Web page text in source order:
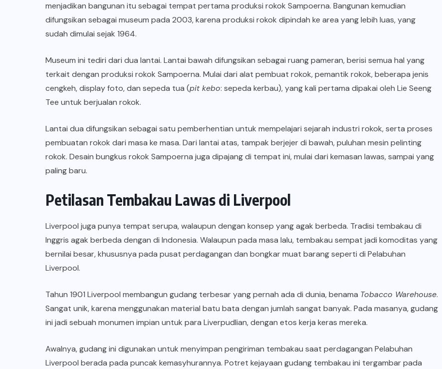
menjadikan bangunan itu sebagai tempat pertama produksi rokok Sampoerna. Bangunan kemudian
difungsikan sebagai museum pada 2003, karena produksi rokok dipindah ke area yang lebih luas, yang
sudah dimulai sejak 1964.
Museum ini tediri dari dua lantai. Lantai bawah difungsikan sebagai ruang pameran, berisi semua hal yang
terkait dengan produksi rokok Sampoerna. Mulai dari alat pembuat rokok, pemantik rokok, beberapa jenis
cengkeh, display foto, dan sepeda tua (pit kebo: sepeda kerbau), yang kali pertama dipakai oleh Lie Seeng
Tee untuk berjualan rokok.
Lantai dua difungsikan sebagai satu pemberhentian untuk mempelajari sejarah industri rokok, serta proses
pembuatan rokok dari masa ke masa. Dari lantai atas, tampak berjejer di bawah, puluhan mesin pelinting
rokok. Desain bungkus rokok Sampoerna juga dipajang di tempat ini, mulai dari kemasan lawas, sampai yang
paling baru.
Petilasan Tembakau Lawas di Liverpool
Liverpool juga punya tempat serupa, walaupun dengan konsep yang agak berbeda. Tradisi tembakau di
Inggris agak berbeda dengan di Indonesia. Walaupun pada masa lalu, tembakau sempat jadi komoditas yang
bernilai besar, khususnya pada pusat perdagangan dan bongkar muat barang seperti di Pelabuhan
Liverpool.
Tahun 1901 Liverpool membangun gudang terbesar yang pernah ada di dunia, benama Tobacco Warehouse.
Sangat unik, karena menggunakan material batu bata dengan jumlah sangat banyak. Pada masanya, gudang
ini jadi sebuah monumen impian untuk para Liverpudlian, dengan etos kerja keras mereka.
Awalnya, gudang ini digunakan untuk menyimpan pengiriman tembakau saat perdagangan Pelabuhan
Liverpool berada pada puncak kemasyhurannya. Potret kejayaan gudang tembakau ini tergambar pada